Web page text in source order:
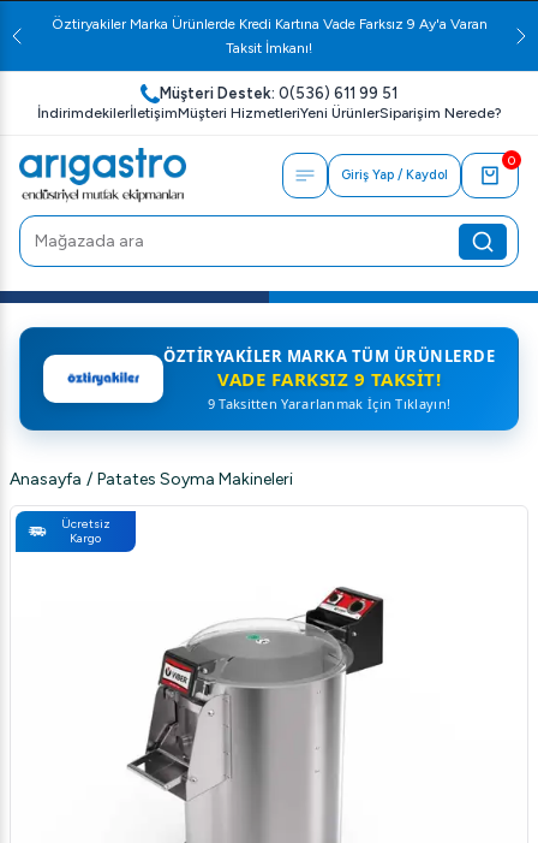
Öztiryakiler Marka Ürünlerde Kredi Kartına Vade Farksız 9 Ay'a Varan
Taksit İmkanı!
Müşteri Destek: 0(536) 611 99 51
İndirimdekilerİletişimMüşteri HizmetleriYeni ÜrünlerSiparişim Nerede?
Giriş Yap / Kaydol
0
ÖZTIRYAKILER MARKA TÜM ÜRÜNLERDE
VADE FARKSIZ 9 TAKSIT!
9 Taksitten Yararlanmak İçin Tıklayın!
Anasayfa / Patates Soyma Makineleri
Ücretsiz
Kargo